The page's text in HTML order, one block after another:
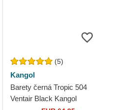
(5)
Kangol
Barety černá Tropic 504
Ventair Black Kangol